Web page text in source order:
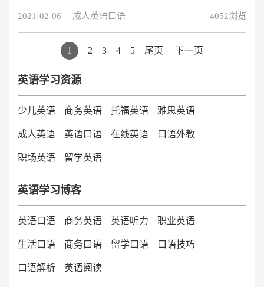
2021-02-06
成人英语口语 4052浏览
1 2 3 4 5 尾页 下一页
英语学习资源
少儿英语 商务英语 托福英语 雅思英语
成人英语 英语口语 在线英语 口语外教
职场英语 留学英语
英语学习博客
英语口语 商务英语 英语听力 职业英语
生活口语 商务口语 留学口语 口语技巧
口语解析 英语阅读